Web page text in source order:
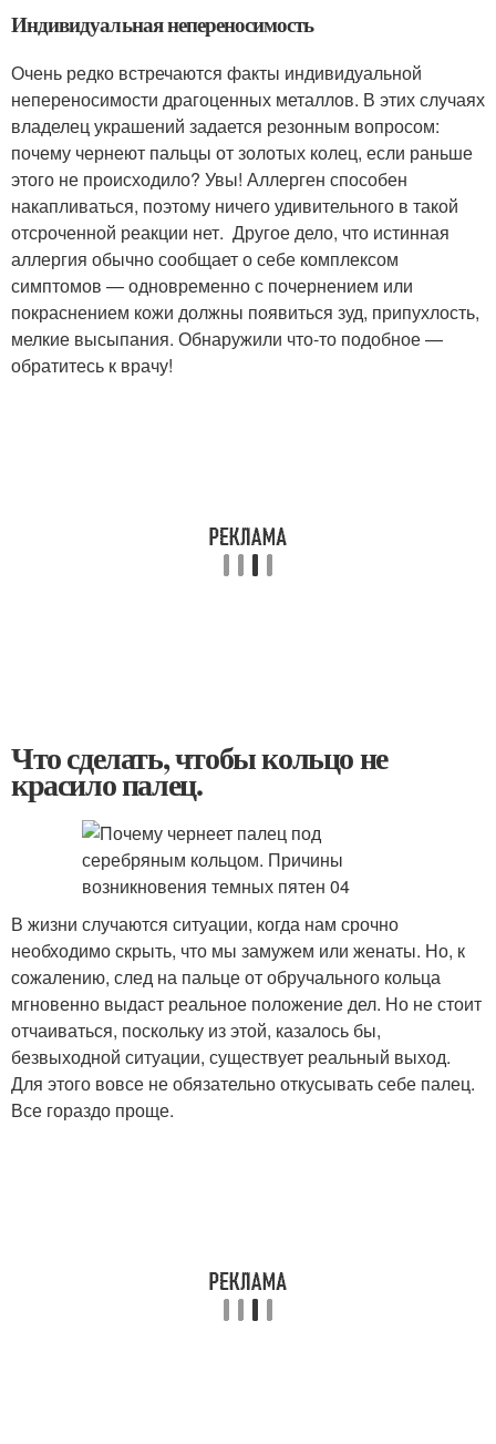
Индивидуальная непереносимость
Очень редко встречаются факты индивидуальной
непереносимости драгоценных металлов. В этих случаях
владелец украшений задается резонным вопросом:
почему чернеют пальцы от золотых колец, если раньше
этого не происходило? Увы! Аллерген способен
накапливаться, поэтому ничего удивительного в такой
отсроченной реакции нет. Другое дело, что истинная
аллергия обычно сообщает о себе комплексом
симптомов — одновременно с почернением или
покраснением кожи должны появиться зуд, припухлость,
мелкие высыпания. Обнаружили что-то подобное —
обратитесь к врачу!
Что сделать, чтобы кольцо не
красило палец.
В жизни случаются ситуации, когда нам срочно
необходимо скрыть, что мы замужем или женаты. Но, к
сожалению, след на пальце от обручального кольца
мгновенно выдаст реальное положение дел. Но не стоит
отчаиваться, поскольку из этой, казалось бы,
безвыходной ситуации, существует реальный выход.
Для этого вовсе не обязательно откусывать себе палец.
Все гораздо проще.